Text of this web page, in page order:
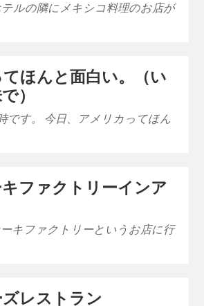
ルの隣にメキシコ料理のお店が
ほんと面白い。（い
）
です。 今日、アメリカってほん
ファクトリーインア
キファクトリーというお店に行
レストラン